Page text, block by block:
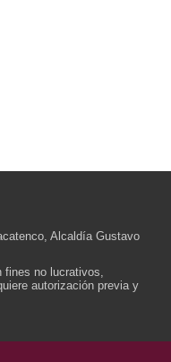
Alcaldía Gustavo
no lucrativos,
autorización previa y